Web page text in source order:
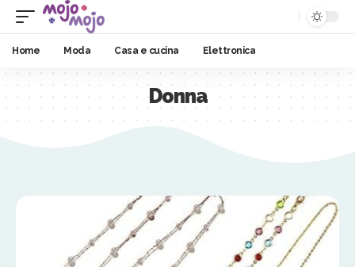
Home Moda Casa e cucina Elettronica
Donna